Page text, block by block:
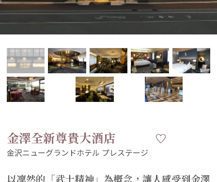
金澤全新尊貴大酒店
以凜然的「武士精神」為概念，讓人感受到金澤